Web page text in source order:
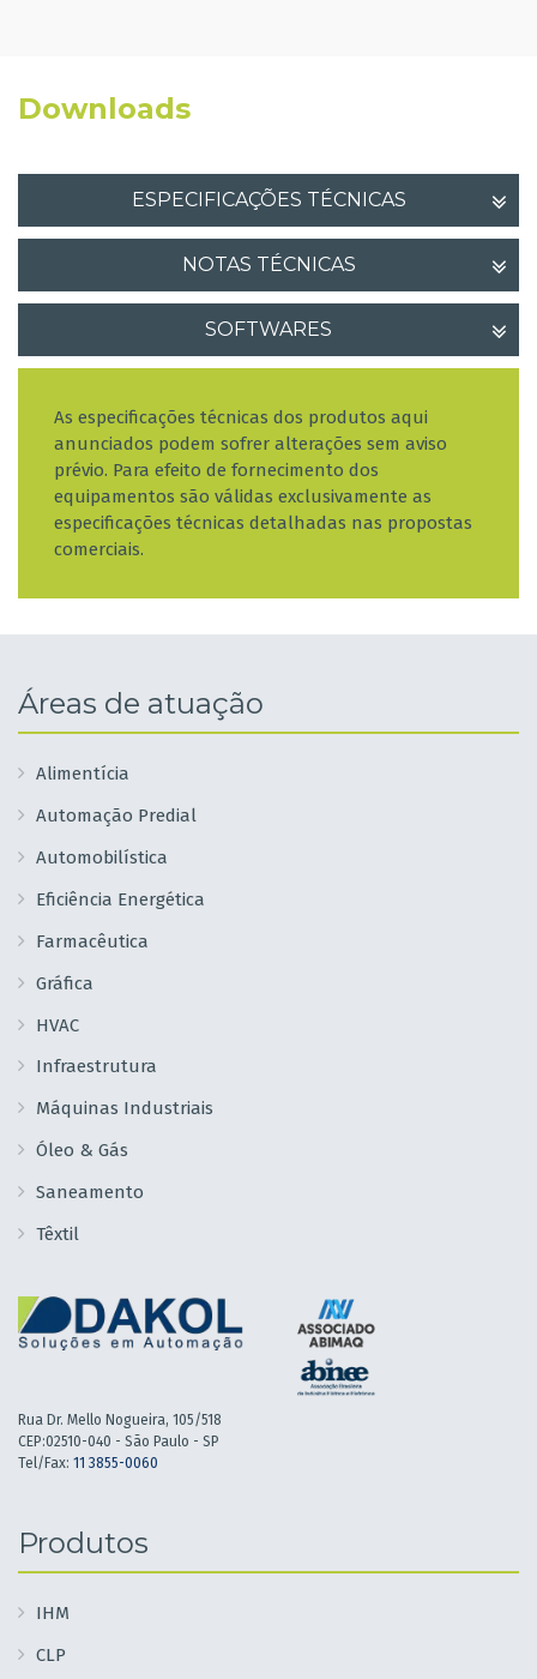
Downloads
ESPECIFICAÇÕES TÉCNICAS
NOTAS TÉCNICAS
SOFTWARES
As especificações técnicas dos produtos aqui
anunciados podem sofrer alterações sem aviso
prévio. Para efeito de fornecimento dos
equipamentos são válidas exclusivamente as
especificações técnicas detalhadas nas propostas
comerciais.
Áreas de atuação
Alimentícia
Automação Predial
Automobilística
Eficiência Energética
Farmacêutica
Gráfica
HVAC
Infraestrutura
Máquinas Industriais
Óleo & Gás
Saneamento
Têxtil
Rua Dr. Mello Nogueira, 105/518
CEP:02510-040 - São Paulo - SP
Tel/Fax: 11 3855-0060
Produtos
IHM
CLP